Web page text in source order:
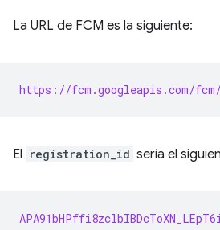
La URL de FCM es la siguiente:
https://fcm.googleapis.com/fcm/
El registration_id sería el